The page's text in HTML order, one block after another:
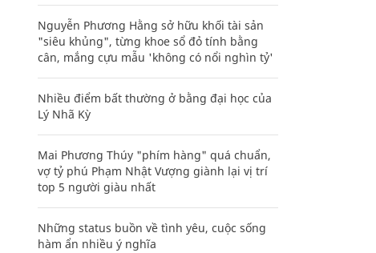
Nguyễn Phương Hằng sở hữu khối tài sản
"siêu khủng", từng khoe sổ đỏ tính bằng
cân, mắng cựu mẫu 'không có nổi nghìn tỷ'
Nhiều điểm bất thường ở bằng đại học của
Lý Nhã Kỳ
Mai Phương Thúy "phím hàng" quá chuẩn,
vợ tỷ phú Phạm Nhật Vượng giành lại vị trí
top 5 người giàu nhất
Những status buồn về tình yêu, cuộc sống
hàm ẩn nhiều ý nghĩa